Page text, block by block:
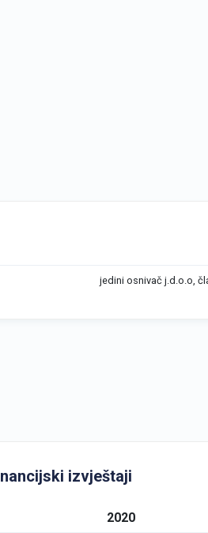
jedini osnivač j.d.o.o,
izvještaji
2020